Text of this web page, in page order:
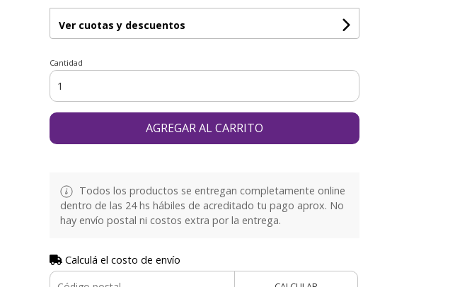
Ver cuotas y descuentos
Cantidad
AGREGAR AL CARRITO
Todos los productos se entregan completamente online
dentro de las 24 hs hábiles de acreditado tu pago aprox. No
hay envío postal ni costos extra por la entrega.
Calculá el costo de envío